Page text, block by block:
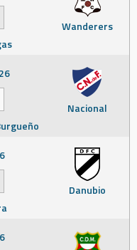
Wanderers
Nacional
Danubio